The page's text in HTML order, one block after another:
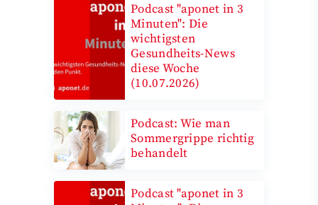
Podcast "aponet in 3
Minuten": Die
wichtigsten
Gesundheits-News
diese Woche
(10.07.2026)
Podcast: Wie man
Sommergrippe richtig
behandelt
Podcast "aponet in 3